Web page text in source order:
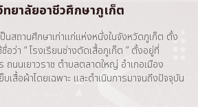
ทยาลัยอาชีวศึกษาภูเก็ต
นสถานศึกษาเก่าแก่แห่งหนึ่งในจังหวัดภูเก็ต ตั้ง
อว่า ” โรงเรียนช่างตัดเสื้อภูเก็ต ” ตั้งอยู่ที่
นนเยาวราช ตำบลตลาดใหญ่ อำเภอเมือง
เสื้อผ้าโดยเฉพาะ และดำเนินการมาจนถึงปัจจุบัน